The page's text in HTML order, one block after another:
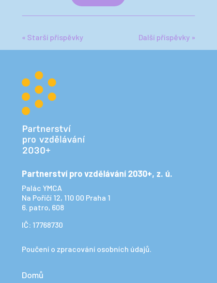
« Starší příspěvky Další příspěvky »
Partnerství pro vzdělávání 2030+, z. ú.
Palác YMCA
Na Poříčí 12, 110 00 Praha 1
6. patro, 608
IČ: 17768730
Poučení o zpracování osobních údajů.
Domů